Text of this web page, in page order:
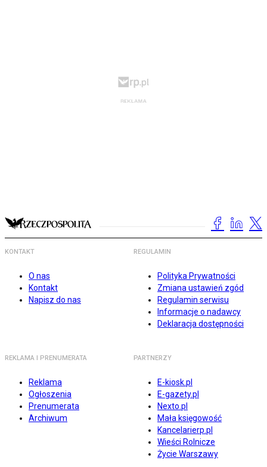
KONTAKT
O nas
Kontakt
Napisz do nas
REGULAMIN
Polityka Prywatności
Zmiana ustawień zgód
Regulamin serwisu
Informacje o nadawcy
Deklaracja dostępności
REKLAMA I PRENUMERATA
Reklama
Ogłoszenia
Prenumerata
Archiwum
PARTNERZY
E-kiosk.pl
E-gazety.pl
Nexto.pl
Mała księgowość
Kancelarierp.pl
Wieści Rolnicze
Życie Warszawy